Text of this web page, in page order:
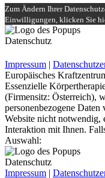
Zum Ändern Ihrer
Einwilligungen, klicken Sie
Datenschutz
Impressum |
Europäisches
Essenzielle
(Firmensitz: Österreich),
personenbezogene
Website nicht notwendig,
Interaktion mit Ihnen.
Auswahl:
Datenschutz
Impressum |